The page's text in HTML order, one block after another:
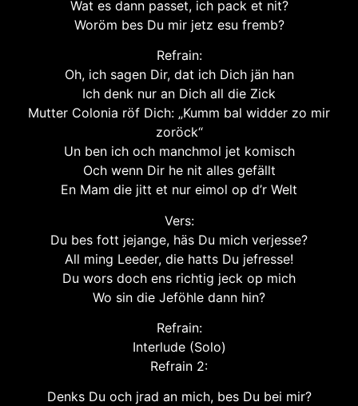
Wat es dann passet, ich pack et nit?
Woröm bes Du mir jetz esu fremb?
Refrain:
Oh, ich sagen Dir, dat ich Dich jän han
Ich denk nur an Dich all die Zick
Mutter Colonia röf Dich: „Kumm bal widder zo mir
zoröck“
Un ben ich och manchmol jet komisch
Och wenn Dir he nit alles gefällt
En Mam die jitt et nur eimol op d’r Welt
Vers:
Du bes fott jejange, häs Du mich verjesse?
All ming Leeder, die hatts Du jefresse!
Du wors doch ens richtig jeck op mich
Wo sin die Jeföhle dann hin?
Refrain:
Interlude (Solo)
Refrain 2:
Denks Du och jrad an mich, bes Du bei mir?